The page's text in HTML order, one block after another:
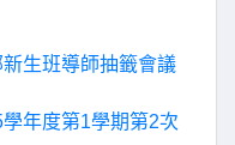
生班導師抽籤會議
年度第1學期第2次